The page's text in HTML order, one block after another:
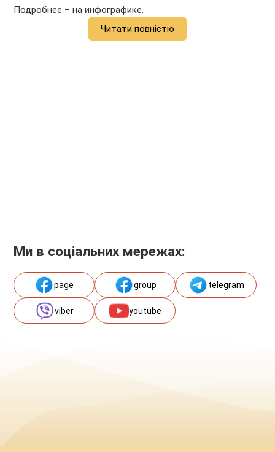
Подробнее – на инфографике.
Читати повністю
Ми в соціальних мережах:
page group telegram
viber youtube